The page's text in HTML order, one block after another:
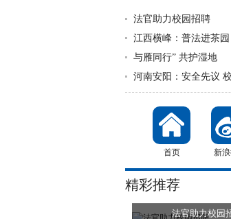
法官助力校园招聘
江西横峰：普法进茶园
与雁同行” 共护湿地
河南安阳：安全先议
首页 新
精彩推荐
法官助力校园